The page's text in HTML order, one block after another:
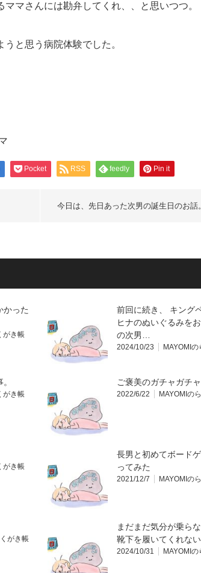
マさんには勘弁してくれ、、と思いつつ。
と思う病院体験でした。
Pocket RSS feedly Pin it
今日は、先日あった次男の誕生日のお話。
かった
がき帳
前回に続き、 キング
ヒナのぬいぐるみを
の次男…
2024/10/23 MAYOMI
がき帳
ご褒美のガチャガチャ
2022/6/22 MAYOMIの
がき帳
長男と初めてボード
ってみた
2021/12/7 MAYOMIの
がき帳
まだまだ気分が乗ら
靴下を履いてくれない
2024/10/31 MAYOMI